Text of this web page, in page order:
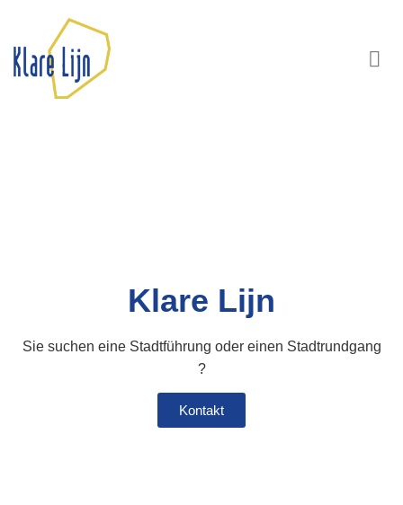
Klare Lijn
Sie suchen eine Stadtführung oder einen Stadtrundgang
?
Kontakt